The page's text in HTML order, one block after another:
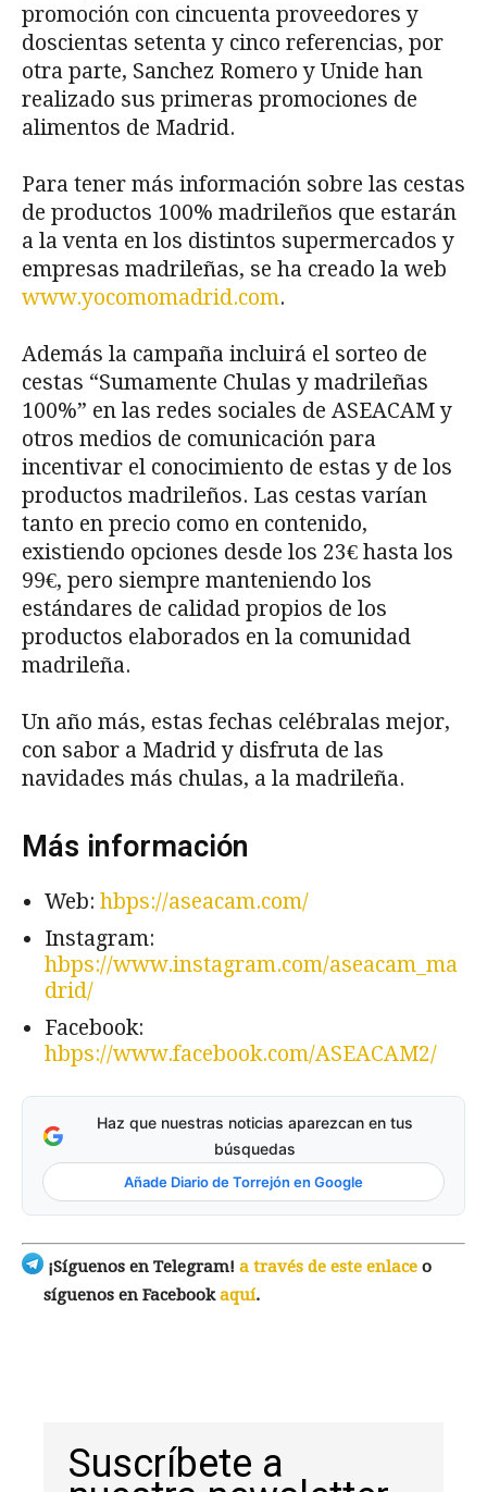
promoción con cincuenta proveedores y
doscientas setenta y cinco referencias, por
otra parte, Sanchez Romero y Unide han
realizado sus primeras promociones de
alimentos de Madrid.
Para tener más información sobre las cestas
de productos 100% madrileños que estarán
a la venta en los distintos supermercados y
empresas madrileñas, se ha creado la web
www.yocomomadrid.com.
Además la campaña incluirá el sorteo de
cestas “Sumamente Chulas y madrileñas
100%” en las redes sociales de ASEACAM y
otros medios de comunicación para
incentivar el conocimiento de estas y de los
productos madrileños. Las cestas varían
tanto en precio como en contenido,
existiendo opciones desde los 23€ hasta los
99€, pero siempre manteniendo los
estándares de calidad propios de los
productos elaborados en la comunidad
madrileña.
Un año más, estas fechas celébralas mejor,
con sabor a Madrid y disfruta de las
navidades más chulas, a la madrileña.
Más información
Web: hbps://aseacam.com/
Instagram:
hbps://www.instagram.com/aseacam_ma
drid/
Facebook:
hbps://www.facebook.com/ASEACAM2/
Haz que nuestras noticias aparezcan en tus
búsquedas
Añade Diario de Torrejón en Google
¡Síguenos en Telegram! a través de este enlace o
síguenos en Facebookaquí.
Suscríbete a